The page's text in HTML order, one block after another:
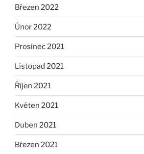
Březen 2022
Únor 2022
Prosinec 2021
Listopad 2021
Říjen 2021
Květen 2021
Duben 2021
Březen 2021